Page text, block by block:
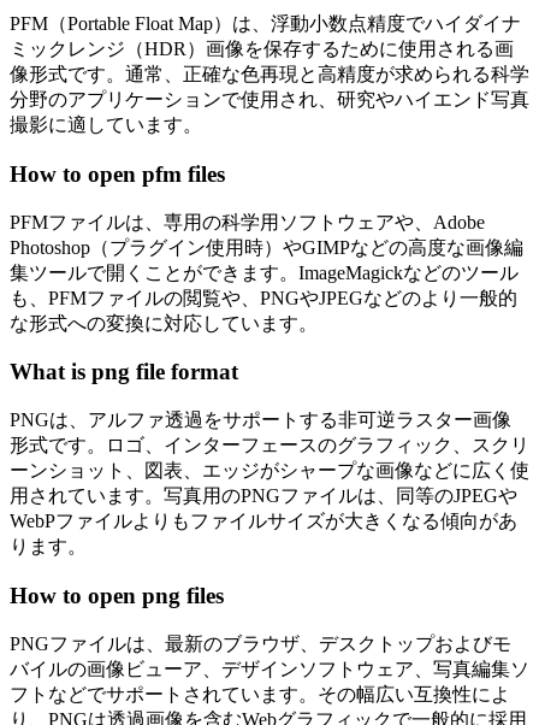
PFM（Portable Float Map）は、浮動小数点精度でハイダイナ
ミックレンジ（HDR）画像を保存するために使用される画
像形式です。通常、正確な色再現と高精度が求められる科学
分野のアプリケーションで使用され、研究やハイエンド写真
撮影に適しています。
How to open pfm files
PFMファイルは、専用の科学用ソフトウェアや、Adobe
Photoshop（プラグイン使用時）やGIMPなどの高度な画像編
集ツールで開くことができます。ImageMagickなどのツール
も、PFMファイルの閲覧や、PNGやJPEGなどのより一般的
な形式への変換に対応しています。
What is png file format
PNGは、アルファ透過をサポートする非可逆ラスター画像
形式です。ロゴ、インターフェースのグラフィック、スクリ
ーンショット、図表、エッジがシャープな画像などに広く使
用されています。写真用のPNGファイルは、同等のJPEGや
WebPファイルよりもファイルサイズが大きくなる傾向があ
ります。
How to open png files
PNGファイルは、最新のブラウザ、デスクトップおよびモ
バイルの画像ビューア、デザインソフトウェア、写真編集ソ
フトなどでサポートされています。その幅広い互換性によ
り、PNGは透過画像を含むWebグラフィックで一般的に採用